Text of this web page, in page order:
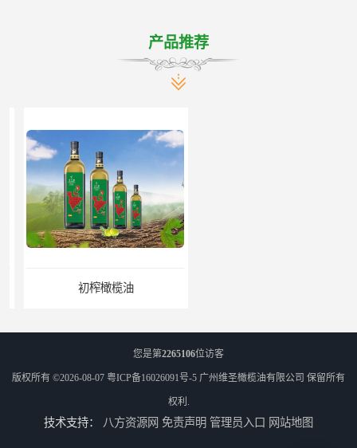
产品推荐
初榨橄榄油
您是第2265106位访客
版权所有 ©2026-08-07 粤ICP备16026091号-5 广州维圣橄榄油有限公司 保留所有
权利.
技术支持： 八方资源网 免责声明 管理员入口 网站地图